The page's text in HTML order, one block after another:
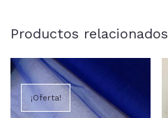
Productos relacionados
¡Oferta!